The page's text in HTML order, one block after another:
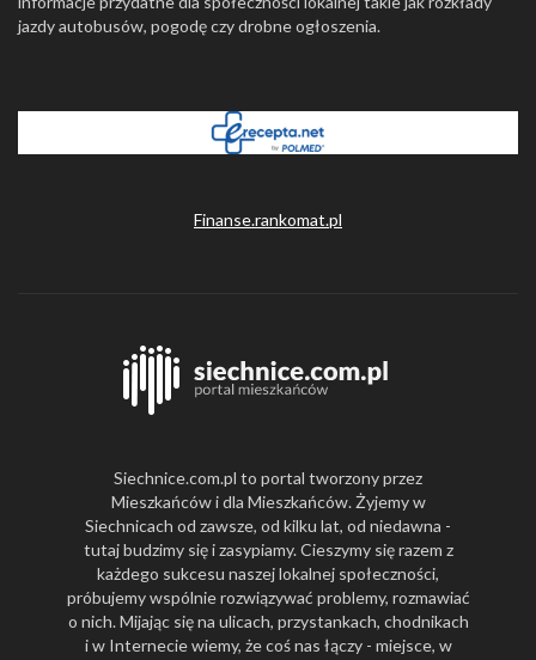
jazdy autobusów, pogodę czy drobne ogłoszenia.
Finanse.rankomat.pl
Siechnice.com.pl to portal tworzony przez
Mieszkańców i dla Mieszkańców. Żyjemy w
Siechnicach od zawsze, od kilku lat, od niedawna -
tutaj budzimy się i zasypiamy. Cieszymy się razem z
każdego sukcesu naszej lokalnej społeczności,
próbujemy wspólnie rozwiązywać problemy, rozmawiać
o nich. Mijając się na ulicach, przystankach, chodnikach
i w Internecie wiemy, że coś nas łączy - miejsce, w